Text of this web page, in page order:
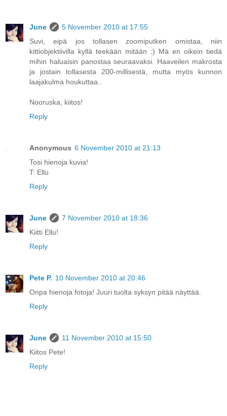
June
5 November 2010 at 17:55
Suvi, eipä jos tollasen zoomiputken omistaa, niin
kittiobjektiivilla kyllä teekään mitään ;) Mä en oikein tiedä
mihin haluaisin panostaa seuraavaksi. Haaveilen makrosta
ja jostain tollasesta 200-millisestä, mutta myös kunnon
laajakulma houkuttaa..
Nooruska, kiitos!
Reply
Anonymous 6 November 2010 at 21:13
Tosi hienoja kuvia!
T: Ellu
Reply
June
7 November 2010 at 18:36
Kiitti Ellu!
Reply
Pete P. 10 November 2010 at 20:46
Onpa hienoja fotoja! Juuri tuolta syksyn pitää näyttää.
Reply
June
11 November 2010 at 15:50
Kiitos Pete!
Reply